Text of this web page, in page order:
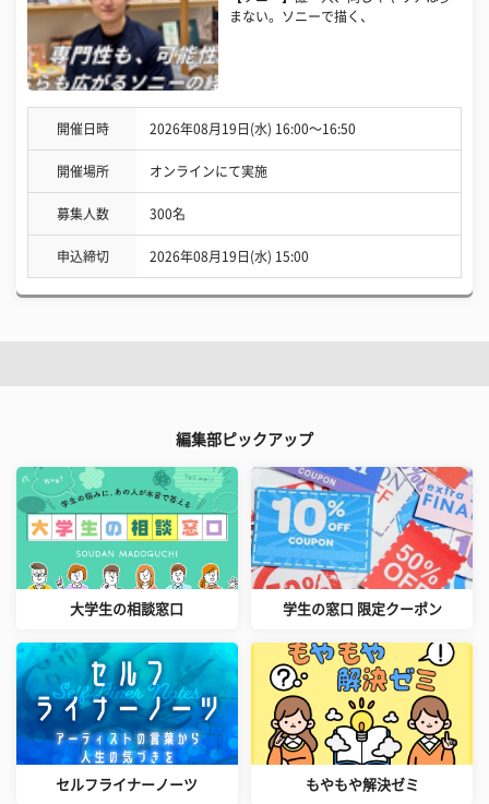
まない。ソニーで描く、
開催日時 2026年08月19日(水) 16:00〜16:50
開催場所 オンラインにて実施
募集人数 300名
申込締切 2026年08月19日(水) 15:00
編集部ピックアップ
大学生の相談窓口 学生の窓口 限定クーポン
セルフライナーノーツ もやもや解決ゼミ